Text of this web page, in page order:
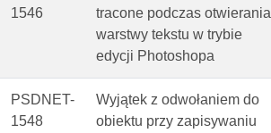
1546
tracone podczas otwierania
warstwy tekstu w trybie
edycji Photoshopa
PSDNET-
1548
Wyjątek z odwołaniem do
obiektu przy zapisywaniu